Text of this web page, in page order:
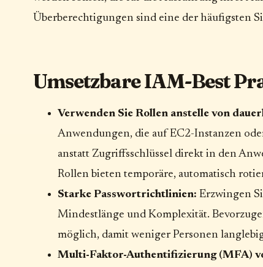
Überberechtigungen sind eine der häufigsten
Umsetzbare IAM-Best
Verwenden Sie Rollen anstelle von
Anwendungen, die auf EC2-Instanzen
anstatt Zugriffsschlüssel direkt in den
Rollen bieten temporäre, automatisch
Starke Passwortrichtlinien: Erzwingen
Mindestlänge und Komplexität.
möglich, damit weniger Personen
Multi-Faktor-Authentifizierung (MFA)